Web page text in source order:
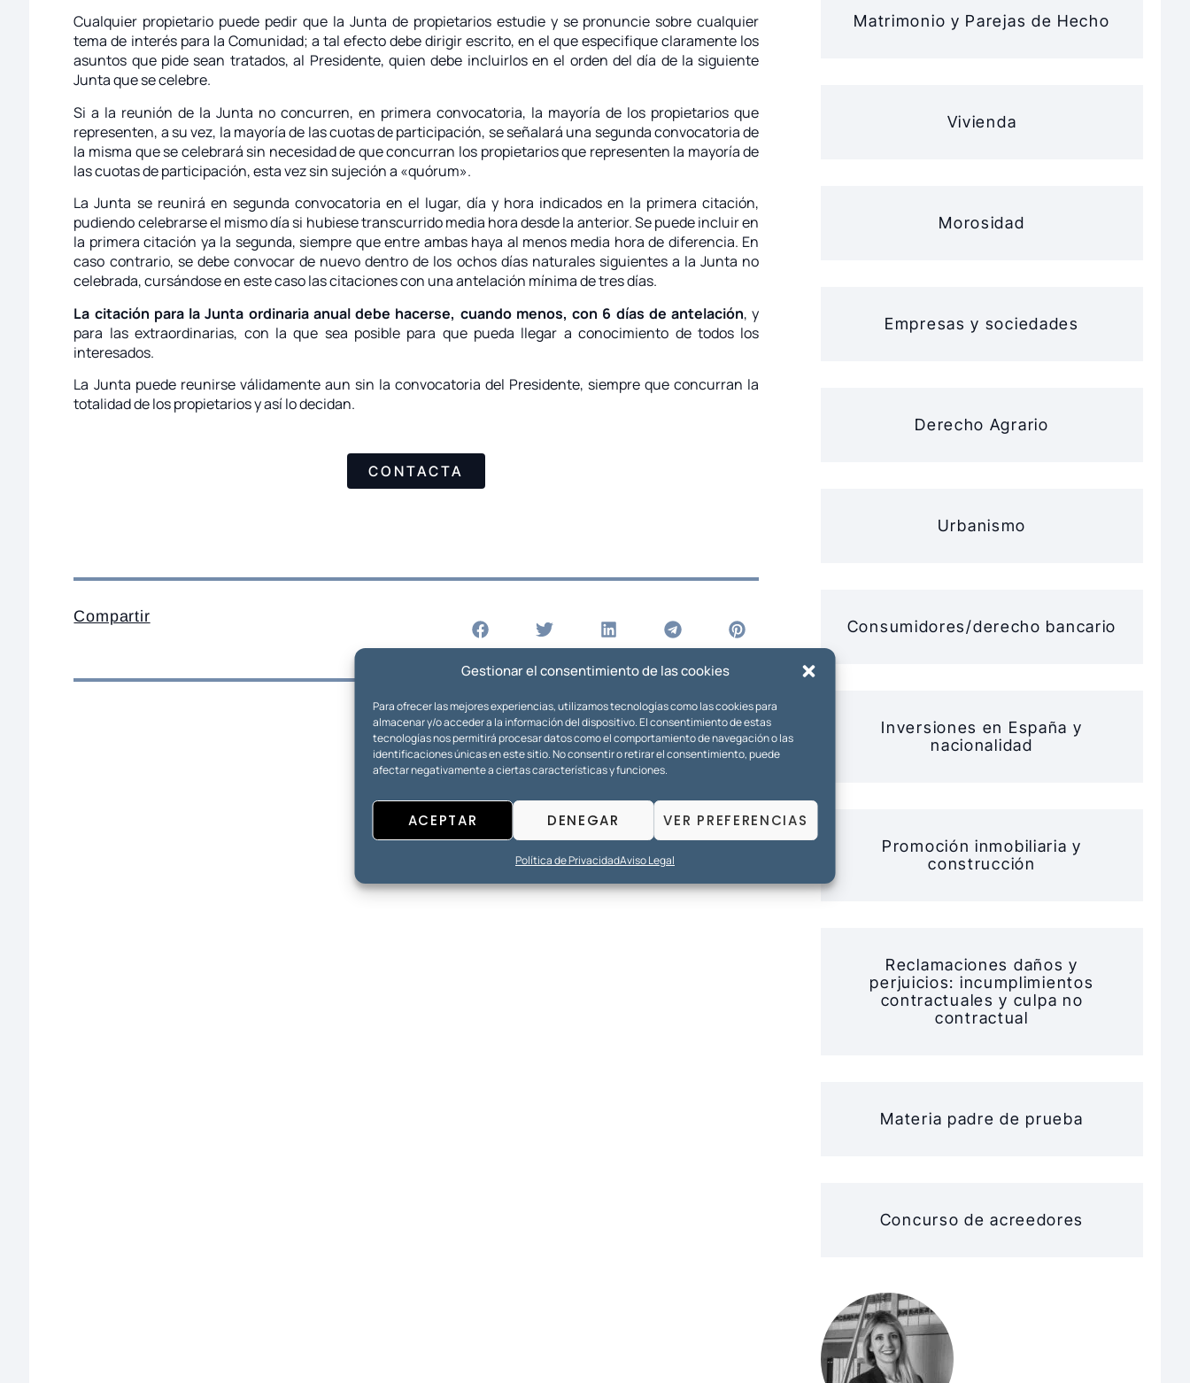
Gestionar el consentimiento de las cookies
Para ofrecer las mejores experiencias, utilizamos tecnologías como las cookies para
almacenar y/o acceder a la información del dispositivo. El consentimiento de estas
tecnologías nos permitirá procesar datos como el comportamiento de navegación o las
identificaciones únicas en este sitio. No consentir o retirar el consentimiento, puede
afectar negativamente a ciertas características y funciones.
ACEPTAR DENEGAR VER PREFERENCIAS
Política de PrivacidadAviso Legal
Cualquier propietario puede pedir que la Junta de propietarios estudie y se pronuncie sobre cualquier
tema de interés para la Comunidad; a tal efecto debe dirigir escrito, en el que especifique claramente los
asuntos que pide sean tratados, al Presidente, quien debe incluirlos en el orden del día de la siguiente
Junta que se celebre.
Si a la reunión de la Junta no concurren, en primera convocatoria, la mayoría de los propietarios que
representen, a su vez, la mayoría de las cuotas de participación, se señalará una segunda convocatoria de
la misma que se celebrará sin necesidad de que concurran los propietarios que representen la mayoría de
las cuotas de participación, esta vez sin sujeción a «quórum».
La Junta se reunirá en segunda convocatoria en el lugar, día y hora indicados en la primera citación,
pudiendo celebrarse el mismo día si hubiese transcurrido media hora desde la anterior. Se puede incluir en
la primera citación ya la segunda, siempre que entre ambas haya al menos media hora de diferencia. En
caso contrario, se debe convocar de nuevo dentro de los ochos días naturales siguientes a la Junta no
celebrada, cursándose en este caso las citaciones con una antelación mínima de tres días.
La citación para la Junta ordinaria anual debe hacerse, cuando menos, con 6 días de antelación, y
para las extraordinarias, con la que sea posible para que pueda llegar a conocimiento de todos los
interesados.
La Junta puede reunirse válidamente aun sin la convocatoria del Presidente, siempre que concurran la
totalidad de los propietarios y así lo decidan.
CONTACTA
Compartir
Matrimonio y Parejas de Hecho
Vivienda
Morosidad
Empresas y sociedades
Derecho Agrario
Urbanismo
Consumidores/derecho bancario
Inversiones en España y
nacionalidad
Promoción inmobiliaria y
construcción
Reclamaciones daños y
perjuicios: incumplimientos
contractuales y culpa no
contractual
Materia padre de prueba
Concurso de acreedores